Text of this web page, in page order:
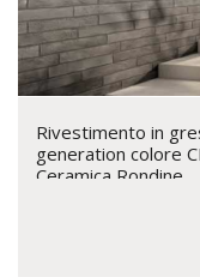
Rivestimento in
generation colore
Ceramica Rondine